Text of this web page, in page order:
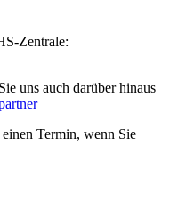
Zentrale:
uns auch darüber hinaus
Termin, wenn Sie